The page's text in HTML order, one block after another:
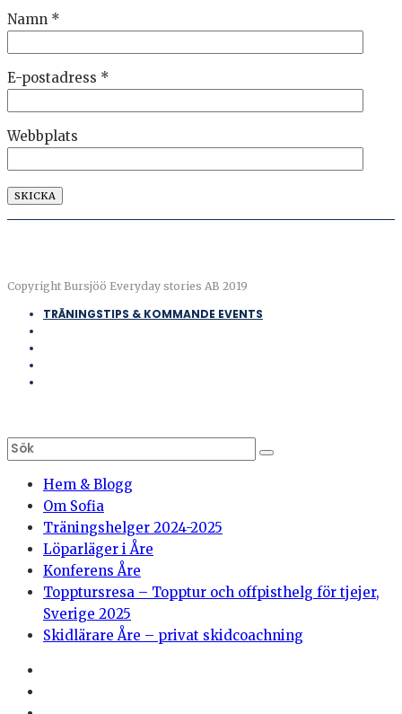
Namn *
E-postadress *
Webbplats
Copyright Bursjöö Everyday stories AB 2019
TRÄNINGSTIPS & KOMMANDE EVENTS
Hem & Blogg
Om Sofia
Träningshelger 2024-2025
Löparläger i Åre
Konferens Åre
Topptursresa – Topptur och offpisthelg för tjejer,
Sverige 2025
Skidlärare Åre – privat skidcoachning